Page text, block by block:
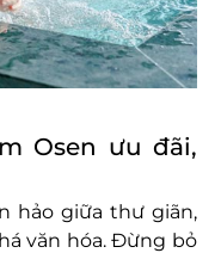
Osen ưu đãi,
hảo giữa thư giãn,
văn hóa. Đừng bỏ